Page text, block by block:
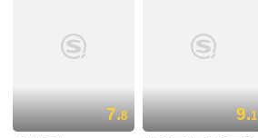
7.8 9.1